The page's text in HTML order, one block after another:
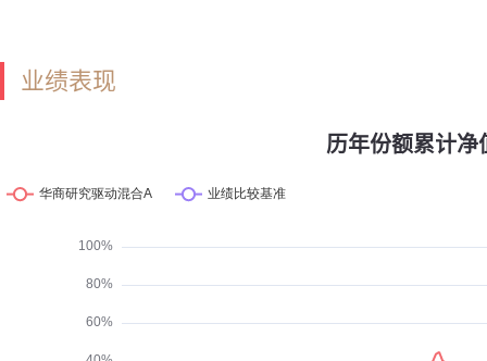
业绩表现
历年份额累计净